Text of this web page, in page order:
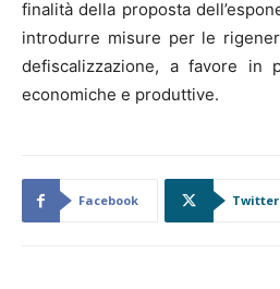
finalità della proposta
introdurre misure per le
defiscalizzazione, a favore in
economiche e produttive.
Facebook Twitter